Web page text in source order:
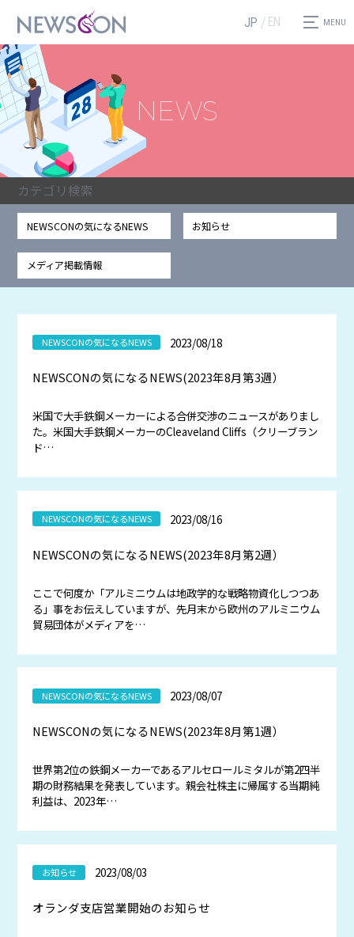
JP EN
NEWS
カテゴリ検索
NEWSCONの気になるNEWS お知らせ
メディア掲載情報
NEWSCONの気になるNEWS 2023/08/18
NEWSCONの気になるNEWS(2023年8月第3週）
米国で大手鉄鋼メーカーによる合併交渉のニュースがありまし
た。米国大手鉄鋼メーカーのCleaveland Cliffs（クリーブラン
ド…
NEWSCONの気になるNEWS 2023/08/16
NEWSCONの気になるNEWS(2023年8月第2週）
ここで何度か「アルミニウムは地政学的な戦略物資化しつつあ
る」事をお伝えしていますが、先月末から欧州のアルミニウム
貿易団体がメディアを…
NEWSCONの気になるNEWS 2023/08/07
NEWSCONの気になるNEWS(2023年8月第1週）
世界第2位の鉄鋼メーカーであるアルセロールミタルが第2四半
期の財務結果を発表しています。親会社株主に帰属する当期純
利益は、2023年…
お知らせ 2023/08/03
オランダ支店営業開始のお知らせ